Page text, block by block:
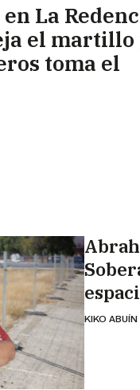
La
el martillo
toma el
KIKO ABUÍN